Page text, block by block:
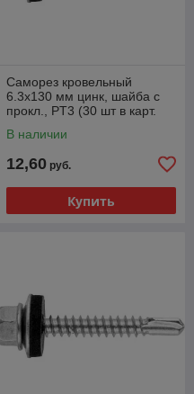
Саморез кровельный
6.3х130 мм цинк, шайба с
прокл., PT3 (30 шт в карт.
В наличии
12,60 руб.
Купить